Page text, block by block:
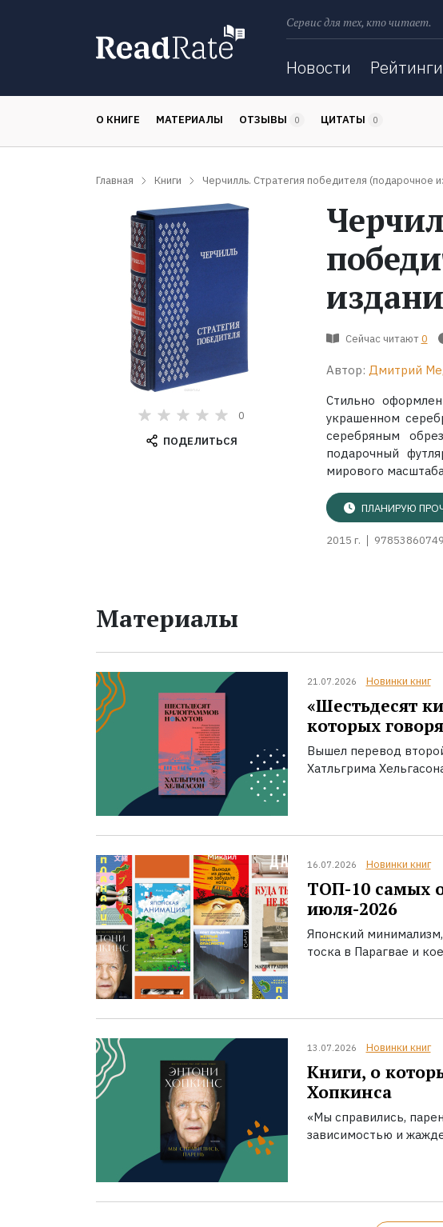
Сервис для тех, кто читает.
Новости Рейтинги
О КНИГЕ МАТЕРИАЛЫ ОТЗЫВЫ 0 ЦИТАТЫ 0
Главная Книги Черчилль. Стратегия победителя (подарочное
0
ПОДЕЛИТЬСЯ
Сейчас читают 0
Автор: Дмитрий
Стильно
украшенном
серебряным
подарочный
мирового
ПЛАНИРУЮ
2015 г.
Материалы
21.07.2026 Новинки книг
«Шестьдесят
которых
Вышел перевод
Хатльгрима
16.07.2026 Новинки книг
ТОП-10 самых
июля-2026
Японский
тоска в Парагвае и
13.07.2026 Новинки книг
Книги, о
Хопкинса
«Мы справились,
зависимостью и